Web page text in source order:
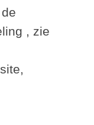
, zie